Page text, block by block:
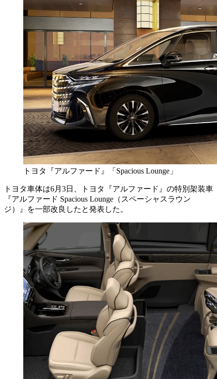
トヨタ『アルファード』「Spacious Lounge」
トヨタ車体は6月3日、トヨタ『アルファード』の特別架装車
『アルファード Spacious Lounge（スペーシャスラウン
ジ）』を一部改良したと発表した。